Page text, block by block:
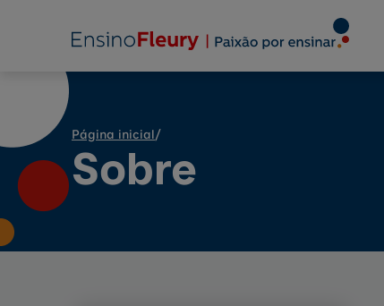
Página inicial/
Sobre